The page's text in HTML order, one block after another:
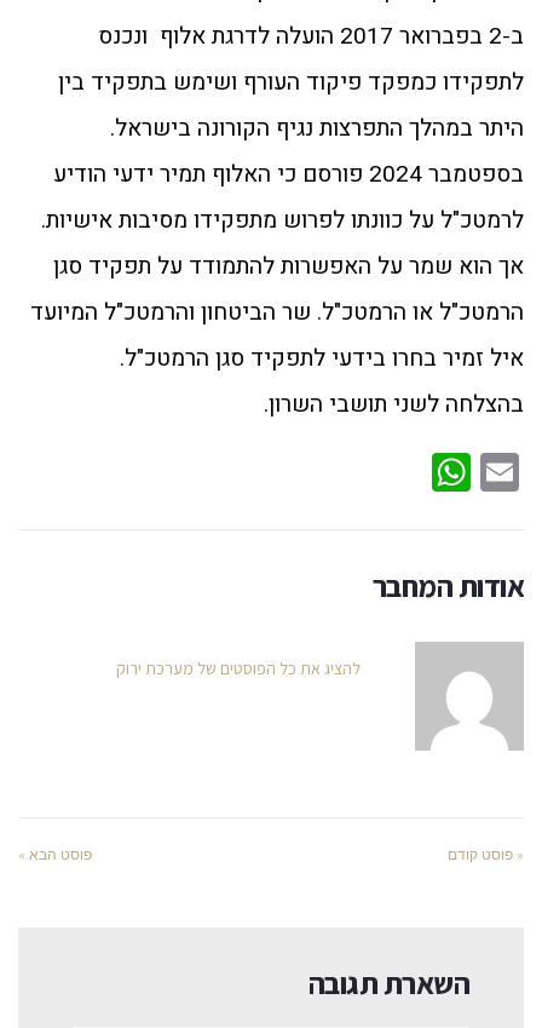
ב-2 בפברואר 2017 הועלה לדרגת אלוף ונכנס
לתפקידו כמפקד פיקוד העורף ושימש בתפקיד בין
היתר במהלך התפרצות נגיף הקורונה בישראל.
בספטמבר 2024 פורסם כי האלוף תמיר ידעי הודיע
לרמטכ"ל על כוונתו לפרוש מתפקידו מסיבות אישיות.
אך הוא שמר על האפשרות להתמודד על תפקיד סגן
הרמטכ"ל או הרמטכ"ל. שר הביטחון והרמטכ"ל המיועד
איל זמיר בחרו בידעי לתפקיד סגן הרמטכ"ל.
בהצלחה לשני תושבי השרון.
Email
אודות המחבר
להציג את כל הפוסטים של מערכת ירוק
« פוסט קודם פוסט הבא »
השארת תגובה